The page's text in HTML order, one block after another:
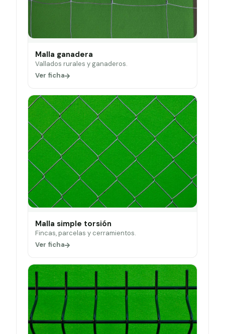
Malla ganadera
Vallados rurales y ganaderos.
Ver ficha
Malla simple torsión
Fincas, parcelas y cerramientos.
Ver ficha